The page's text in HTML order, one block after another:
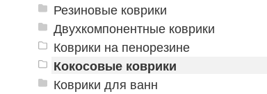
Резиновые коврики
Двухкомпонентные коврики
Коврики на пенорезине
Кокосовые коврики
Коврики для ванн